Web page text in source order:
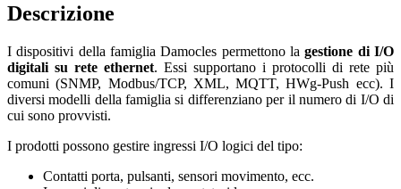
Descrizione
I dispositivi della famiglia Damocles permettono lagestione di I/O
digitali su rete ethernet. Essi supportano i protocolli di rete più
comuni (SNMP, Modbus/TCP, XML, MQTT, HWg-Push ecc). I
diversi modelli della famiglia si differenziano per il numero di I/O di
cui sono provvisti.
I prodotti possono gestire ingressi I/O logici del tipo:
Contatti porta, pulsanti, sensori movimento, ecc.